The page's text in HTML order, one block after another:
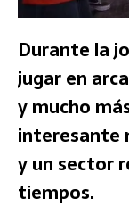
Durante la
jugar en
y mucho
interesante
y un sector
tiempos.